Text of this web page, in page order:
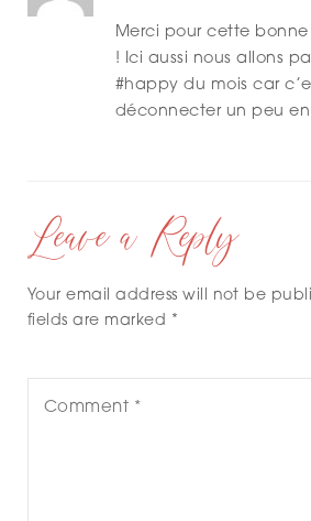
Merci pour cette bonne
! Ici aussi nous allons
#happy du mois car
déconnecter un peu en
Leave a Reply
Your email address will not be
fields are marked *